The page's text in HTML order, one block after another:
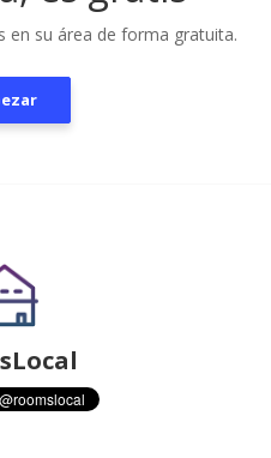
en su área de forma gratuita.